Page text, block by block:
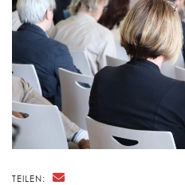
TEILEN: